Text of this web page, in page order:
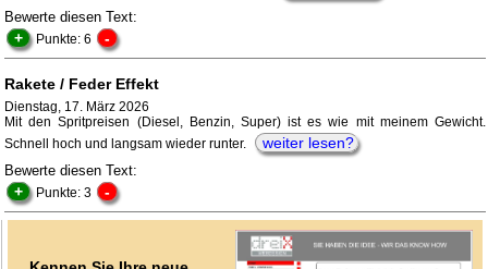
Bewerte diesen Text:
+ Punkte: 6 -
Rakete / Feder Effekt
Dienstag, 17. März 2026
Mit den Spritpreisen (Diesel, Benzin, Super) ist es wie mit meinem Gewicht.
Schnell hoch und langsam wieder runter.
weiter lesen?
Bewerte diesen Text:
+ Punkte: 3 -